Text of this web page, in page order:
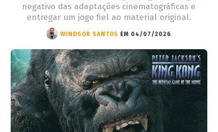
negativo das adaptações cinematográficas e
entregar um jogo fiel ao material original.
WINDSOR SANTOS EM 04/07/2026